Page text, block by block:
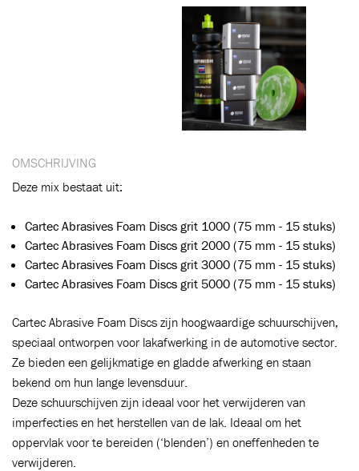
OMSCHRIJVING
Deze mix bestaat uit:
Cartec Abrasives Foam Discs grit 1000 (75 mm - 15 stuks)
Cartec Abrasives Foam Discs grit 2000 (75 mm - 15 stuks)
Cartec Abrasives Foam Discs grit 3000 (75 mm - 15 stuks)
Cartec Abrasives Foam Discs grit 5000 (75 mm - 15 stuks)
Cartec Abrasive Foam Discs zijn hoogwaardige schuurschijven,
speciaal ontworpen voor lakafwerking in de automotive sector.
Ze bieden een gelijkmatige en gladde afwerking en staan
bekend om hun lange levensduur.
Deze schuurschijven zijn ideaal voor het verwijderen van
imperfecties en het herstellen van de lak. Ideaal om het
oppervlak voor te bereiden (‘blenden’) en oneffenheden te
verwijderen.
Toegevoegd aan winkelwagen